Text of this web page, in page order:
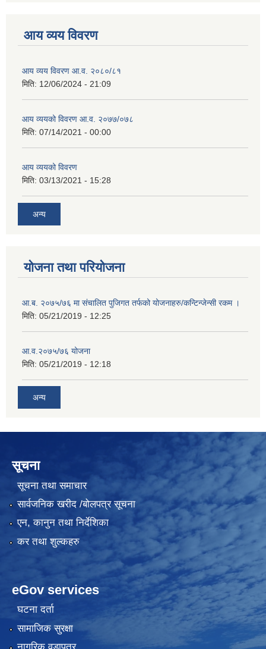
आय व्यय विवरण
आय व्यय विवरण आ.व. २०८०/८१
मिति: 12/06/2024 - 21:09
आय व्ययको विवरण आ.व. २०७७/०७८
मिति: 07/14/2021 - 00:00
आय व्ययको विवरण
मिति: 03/13/2021 - 15:28
अन्य
योजना तथा परियोजना
आ.ब. २०७५/७६ मा संचालित पुजिगत तर्फको योजनाहरु/कन्टिन्जेन्सी रकम ।
मिति: 05/21/2019 - 12:25
आ.व.२०७५/७६ योजना
मिति: 05/21/2019 - 12:18
अन्य
सूचना
सूचना तथा समाचार
सार्वजनिक खरीद /बोलपत्र सूचना
एन, कानुन तथा निर्देशिका
कर तथा शुल्कहरु
eGov services
घटना दर्ता
सामाजिक सुरक्षा